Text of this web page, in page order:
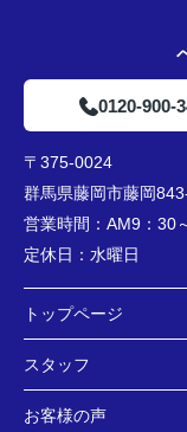
0120-900-
〒375-0024
群馬県藤岡市藤岡
営業時間： AM9：30
定休日： 水曜日
トップページ
スタッフ
お客様の声